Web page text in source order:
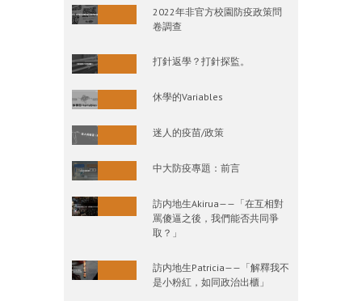
2022年非官方校園防疫政策問
卷調查
打針返學？打針探監。
休學的Variables
迷人的疫苗/政策
中大防疫專題：前言
訪内地生Akirua——「在互相對
罵傻逼之後，我們能否共同爭
取？」
訪内地生Patricia——「解釋我不
是小粉紅，如同政治出櫃」